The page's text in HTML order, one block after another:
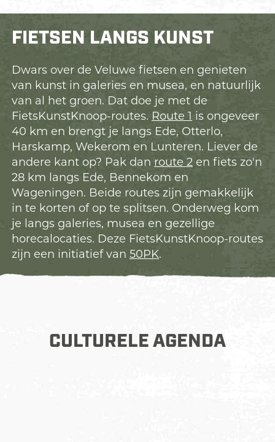
FIETSEN LANGS KUNST
Dwars over de Veluwe fietsen en genieten
van kunst in galeries en musea, en natuurlijk
van al het groen. Dat doe je met de
FietsKunstKnoop-routes. Route 1 is ongeveer
40 km en brengt je langs Ede, Otterlo,
Harskamp, Wekerom en Lunteren. Liever de
andere kant op? Pak dan route 2 en fiets zo'n
28 km langs Ede, Bennekom en
Wageningen. Beide routes zijn gemakkelijk
in te korten of op te splitsen. Onderweg kom
je langs galeries, musea en gezellige
horecalocaties. Deze FietsKunstKnoop-routes
zijn een initiatief van 50PK.
CULTURELE AGENDA